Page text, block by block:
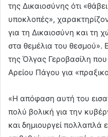
της Δικαιοσύνης ότι
υποκλοπές»,
για τη Δικαιοσύνη και τη
στα θεμέλια του θεσμού».
της Όλγας Γεροβασίλη που
Αρείου Πάγου για
«Η απόφαση αυτή του
πολύ βολική για την
και δημιουργεί πολλαπλά